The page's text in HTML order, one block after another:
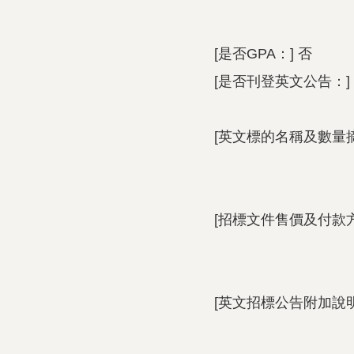
[是否GPA：] 否
[是否刊登英文公告：]
[英文標的名稱及數量
[招標文件售價及付款
[英文招標公告附加說